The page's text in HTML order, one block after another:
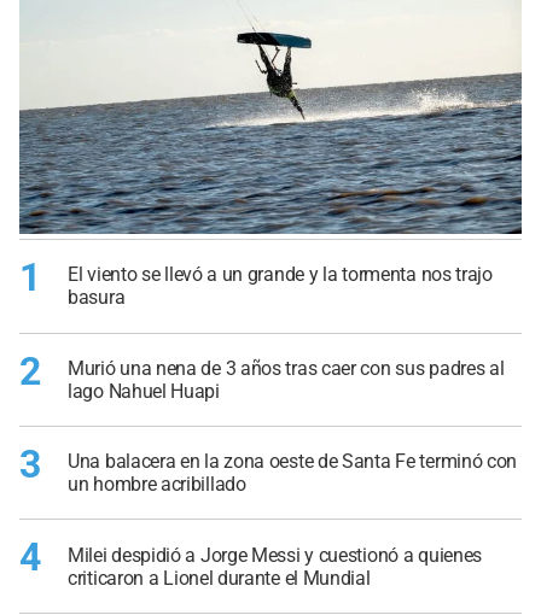
1
El viento se llevó a un grande y la tormenta nos trajo
basura
2
Murió una nena de 3 años tras caer con sus padres al
lago Nahuel Huapi
3
Una balacera en la zona oeste de Santa Fe terminó con
un hombre acribillado
4
Milei despidió a Jorge Messi y cuestionó a quienes
criticaron a Lionel durante el Mundial